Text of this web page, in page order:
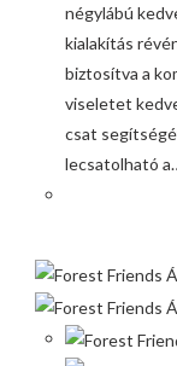
négylábú
kialakítás
biztosítva a
viseletet
csat
lecsatolható